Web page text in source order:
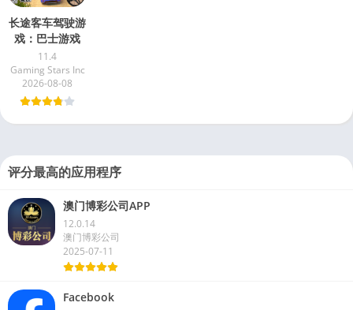
长途客车驾驶游
戏：巴士游戏
11.4
Gaming Stars Inc
2026-08-08
评分最高的应用程序
澳门博彩公司APP
12.0.14
澳门博彩公司
2025-07-11
Facebook